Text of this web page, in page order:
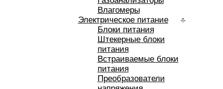
Влагомеры
Электрическое питание
Блоки питания
Штекерные блоки
питания
Встраиваемые блоки
питания
Преобразователи